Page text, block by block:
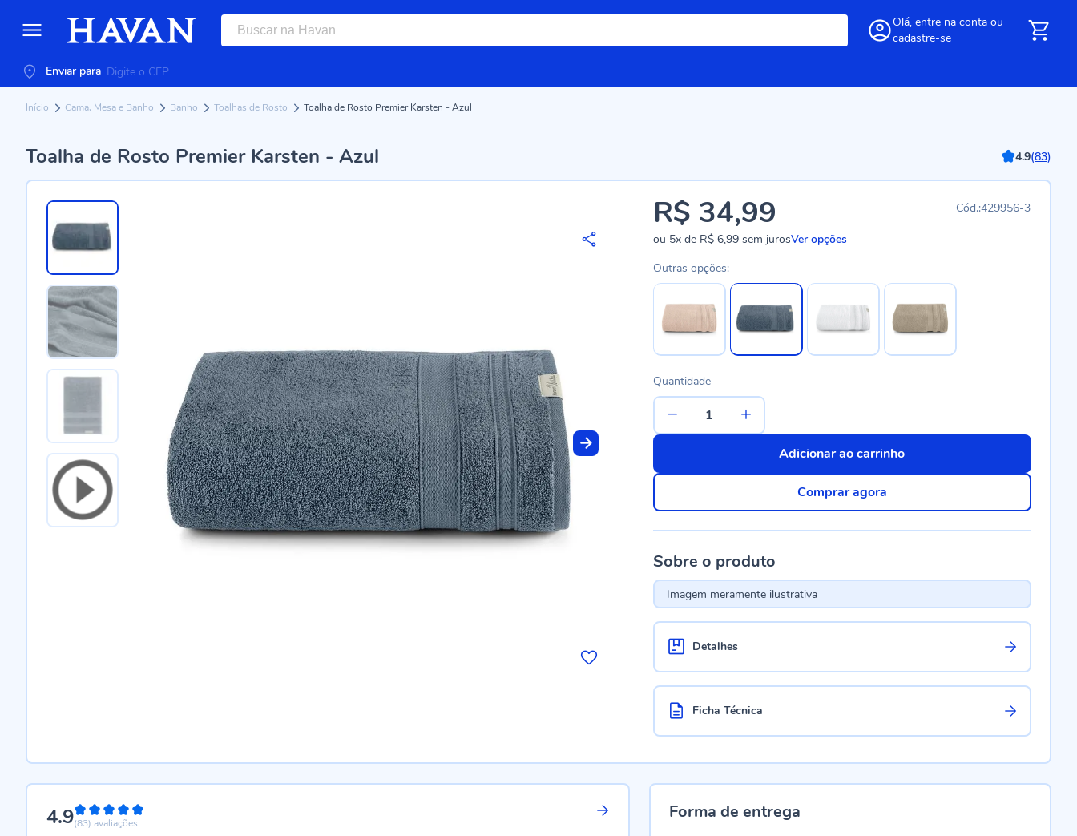
Olá, entre na conta ou
cadastre-se
Enviar para
Início Cama, Mesa e Banho Banho Toalhas de Rosto Toalha de Rosto Premier Karsten - Azul
Toalha de Rosto Premier Karsten - Azul 4.9(83)
429956-3
R$ 34,99
ou 5xde R$ 6,99sem jurosVer opções
Outras opções:
Quantidade
Adicionar ao carrinho
Comprar agora
Sobre o produto
Imagem meramente ilustrativa
Detalhes
Ficha Técnica
4.998%
(83) avaliações
Forma de entrega